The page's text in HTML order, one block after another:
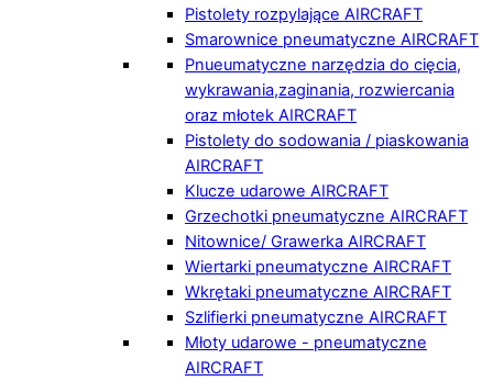
Pistolety rozpylające AIRCRAFT
Smarownice pneumatyczne AIRCRAFT
Pnueumatyczne narzędzia do cięcia,
wykrawania,zaginania, rozwiercania
oraz młotek AIRCRAFT
Pistolety do sodowania / piaskowania
AIRCRAFT
Klucze udarowe AIRCRAFT
Grzechotki pneumatyczne AIRCRAFT
Nitownice/ Grawerka AIRCRAFT
Wiertarki pneumatyczne AIRCRAFT
Wkrętaki pneumatyczne AIRCRAFT
Szlifierki pneumatyczne AIRCRAFT
Młoty udarowe - pneumatyczne
AIRCRAFT